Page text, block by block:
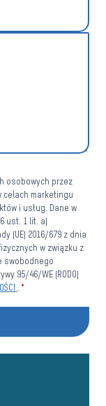
osobowych przez
celach marketingu
i usług. Dane w
ust. 1 lit. a)
(UE) 2016/679 z dnia
w związku z
swobodnego
95/46/WE (RODO)
. *